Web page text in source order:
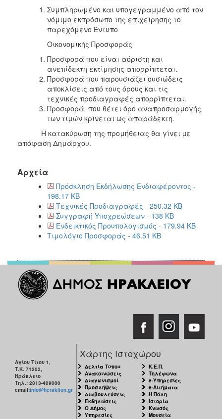
Συμπληρωμένο και υπογεγραμμένο από τον
νόμιμο εκπρόσωπο της επιχείρησης το
παρεχόμενο Έντυπο
Οικονομικής Προσφοράς
Προσφορά που είναι αόριστη και
ανεπίδεκτη εκτίμησης απορρίπτεται.
Προσφορά που παρουσιάζει ουσιώδεις
αποκλίσεις από τους όρους και τις
τεχνικές προδιαγραφές απορρίπτεται.
Προσφορά που θέτει όρο αναπροσαρμογής
των τιμών κρίνεται ως απαράδεκτη.
Η κατακύρωση της προμήθειας θα γίνει µε
απόφαση Δημάρχου.
Αρχεία
Πρόσκληση Εκδήλωσης Ενδιαφέροντος -
198.17 KB
Τεχνικές Προδιαγραφές - 250.32 KB
Συγγραφή Υποχρεώσεων - 138 KB
Ενδεικτικός Προυπολογισμός - 179.94 KB
Τιμολόγιο Προσφοράς - 46.51 KB
Αγίου Τίτου 1,
Τ.Κ. 71202,
Ηράκλειο
Τηλ.: 2813-409000
email:info@heraklion.gr
Χάρτης Ιστοχώρου
Δελτία Τύπου
Ανακοινώσεις
Διαγωνισμοί
Προσλήψεις
Διαβουλεύσεις
Εκδηλώσεις
Ο Δήμος
Υπηρεσίες
Κ.Ε.Π.
Τηλέφωνα
e-Υπηρεσίες
e-Αιτήματα
Η Πόλη
Ιστορία
Κνωσός
Μουσεία